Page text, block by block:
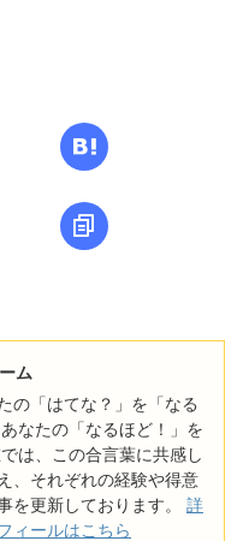
ム
の「はてな？」を「なる
なたの「なるほど！」を
は、この合言葉に共感し
、それぞれの経験や得意
を更新しております。 詳
ィールはこちら